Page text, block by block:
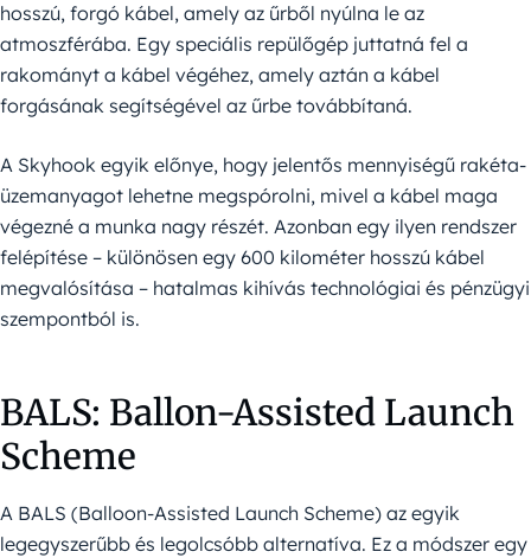
hosszú, forgó kábel, amely az űrből nyúlna le az
atmoszférába. Egy speciális repülőgép juttatná fel a
rakományt a kábel végéhez, amely aztán a kábel
forgásának segítségével az űrbe továbbítaná.
A Skyhook egyik előnye, hogy jelentős mennyiségű rakéta-
üzemanyagot lehetne megspórolni, mivel a kábel maga
végezné a munka nagy részét. Azonban egy ilyen rendszer
felépítése – különösen egy 600 kilométer hosszú kábel
megvalósítása – hatalmas kihívás technológiai és pénzügyi
szempontból is.
BALS: Ballon-Assisted Launch
Scheme
A BALS (Balloon-Assisted Launch Scheme) az egyik
legegyszerűbb és legolcsóbb alternatíva. Ez a módszer egy